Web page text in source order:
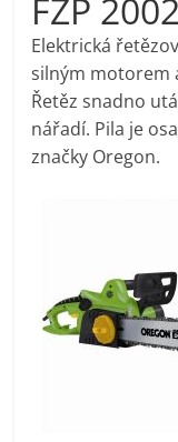
FZP
Elektrická
silným motorem
Řetěz snadno
nářadí. Pila je
značky Oregon.